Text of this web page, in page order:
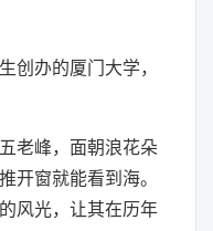
创办的厦门大学，
老峰，面朝浪花朵
开窗就能看到海。
风光，让其在历年